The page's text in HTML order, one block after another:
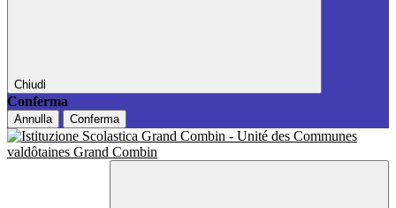
Chiudi
Conferma
Annulla Conferma